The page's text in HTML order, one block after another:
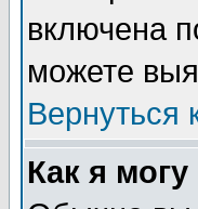
включена
можете
Вернуться
Как я